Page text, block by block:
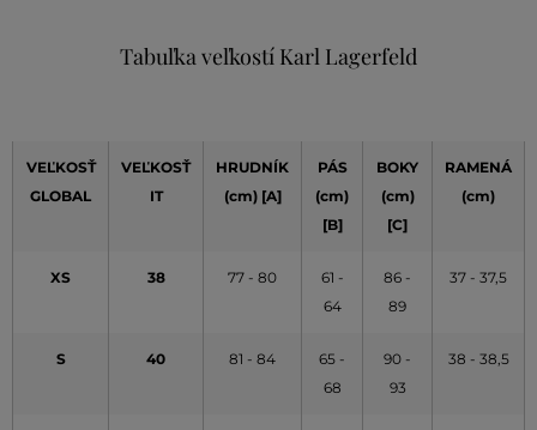
Tabuľka veľkostí Karl Lagerfeld
VEĽKOSŤ
GLOBAL
VEĽKOSŤ
IT
HRUDNÍK
(cm) [A]
PÁS
(cm)
[B]
BOKY
(cm)
[C]
RAMENÁ
(cm)
XS 38 77 - 80
61 -
64
86 -
89
37 - 37,5
S 40 81 - 84
65 -
68
90 -
93
38 - 38,5